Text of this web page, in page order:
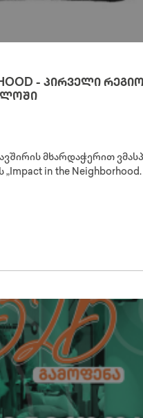
- ᲞᲘᲠᲕᲔᲚᲘ
მხარდაჭერით
in the Neighborhood.